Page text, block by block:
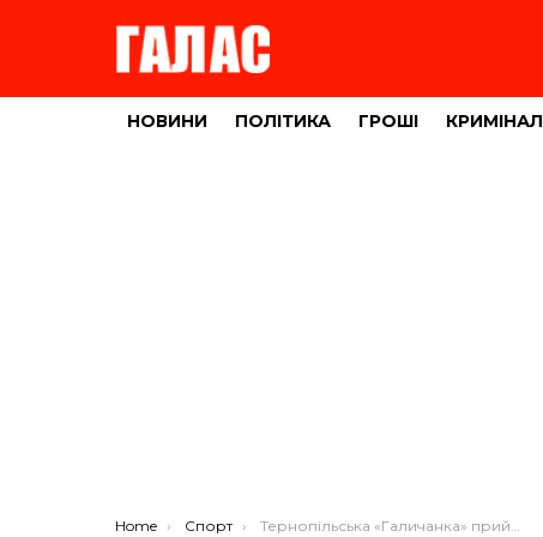
НОВИНИ ПОЛІТИКА ГРОШІ КРИМІНАЛ
You are here:
Home Спорт Тернопільська «Галичанка» приймає лідера волейбольної першості